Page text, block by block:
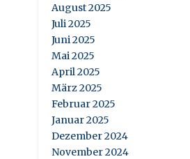
August 2025
Juli 2025
Juni 2025
Mai 2025
April 2025
März 2025
Februar 2025
Januar 2025
Dezember 2024
November 2024